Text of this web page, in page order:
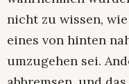
nicht zu wissen,
eines von hinten
umzugehen sei.